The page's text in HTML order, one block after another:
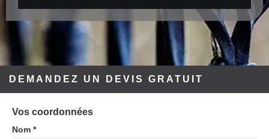
DEMANDEZ UN DEVIS GRATUIT
Vos coordonnées
Nom *